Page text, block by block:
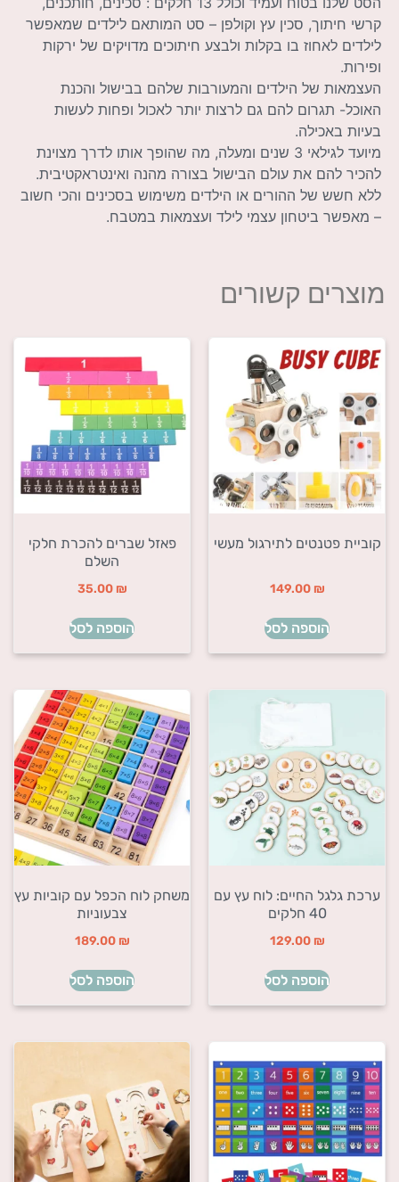
קרשי חיתוך, סכין עץ וקולפן – סט המותאם לילדים שמאפשר
לילדים לאחוז בו בקלות ולבצע חיתוכים מדויקים של ירקות
ופירות.
העצמאות של הילדים והמעורבות שלהם בבישול והכנת
האוכל- תגרום להם גם לרצות יותר לאכול ופחות לעשות
בעיות באכילה.
מיועד לגילאי 3 שנים ומעלה, מה שהופך אותו לדרך מצוינת
להכיר להם את עולם הבישול בצורה מהנה ואינטראקטיבית.
ללא חשש של ההורים או הילדים משימוש בסכינים והכי חשוב
– מאפשר ביטחון עצמי לילד ועצמאות במטבח.
מוצרים קשורים
קוביית פטנטים לתירגול מעשי
149.00 ₪
הוספה לסל
פאזל שברים להכרת חלקי
השלם
35.00 ₪
הוספה לסל
ערכת גלגל החיים: לוח עץ עם
40 חלקים
129.00 ₪
הוספה לסל
משחק לוח הכפל עם קוביות עץ
צבעוניות
189.00 ₪
הוספה לסל